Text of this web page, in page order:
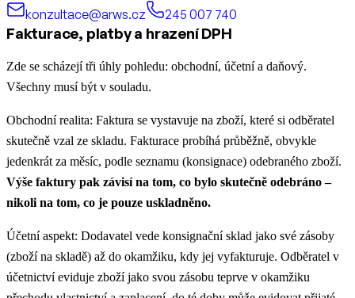
konzultace@arws.cz
245 007 740
Fakturace, platby a hrazení DPH
Zde se scházejí tři úhly pohledu: obchodní, účetní a daňový.
Všechny musí být v souladu.
Obchodní realita: Faktura se vystavuje na zboží, které si odběratel
skutečně vzal ze skladu. Fakturace probíhá průběžně, obvykle
jedenkrát za měsíc, podle seznamu (konsignace) odebraného zboží.
Výše faktury pak závisí na tom, co bylo skutečně odebráno –
nikoli na tom, co je pouze uskladněno.
Účetní aspekt: Dodavatel vede konsignační sklad jako své zásoby
(zboží na skladě) až do okamžiku, kdy jej vyfakturuje. Odběratel v
účetnictví eviduje zboží jako svou zásobu teprve v okamžiku